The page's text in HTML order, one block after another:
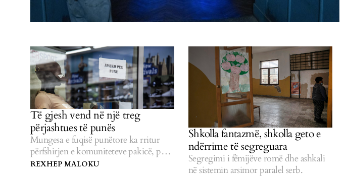
Të gjesh vend në një treg
përjashtues të punës
Mungesa e fuqisë punëtore ka rritur
përfshirjen e komuniteteve pakicë, por
kushtet mbesin të dobëta.
REXHEP MALOKU
Shkolla fantazmë, shkolla geto e
ndërrime të segreguara
Segregimi i fëmijëve romë dhe ashkali
në sistemin arsimor paralel serb.